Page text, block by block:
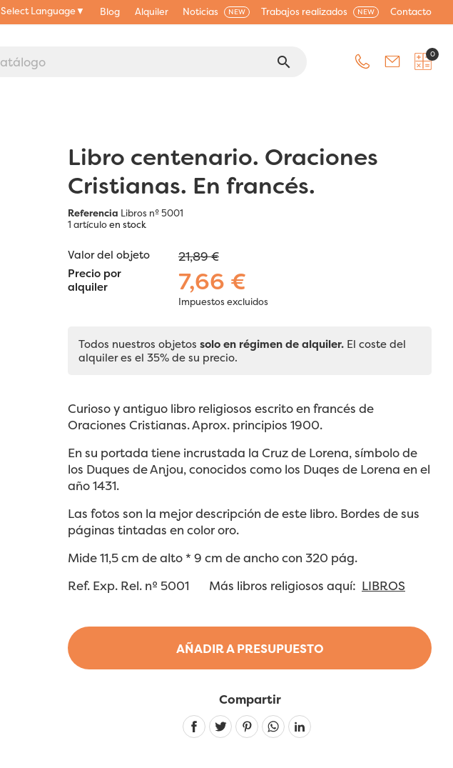
Select Language▼ Blog Alquiler Noticias NEW Trabajos realizados NEW Contacto
search 0
Libro centenario. Oraciones
Cristianas. En francés.
Referencia Libros nº 5001
1 artículoen stock
AÑADIR A PRESUPUESTO
Valor del objeto 21,89 €
Precio por
alquiler
7,66 €
Impuestos excluidos
Todos nuestros objetos solo en régimen de alquiler. El coste del
alquiler es el 35% de su precio.
Curioso y antiguo libro religiosos escrito en francés de
Oraciones Cristianas. Aprox. principios 1900.
En su portada tiene incrustada la Cruz de Lorena, símbolo de
los Duques de Anjou, conocidos como los Duqes de Lorena en el
año 1431.
Las fotos son la mejor descripción de este libro. Bordes de sus
páginas tintadas en color oro.
Mide 11,5 cm de alto * 9 cm de ancho con 320 pág.
Ref. Exp. Rel. nº 5001 Más libros religiosos aquí: LIBROS
Compartir
Linkedin